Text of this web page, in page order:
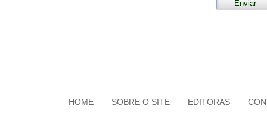
HOME SOBRE O SITE EDITORAS